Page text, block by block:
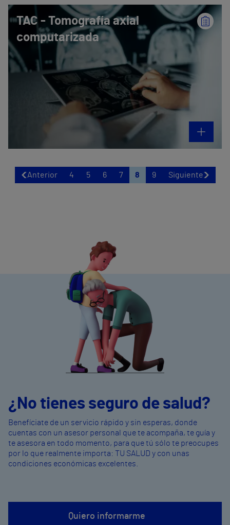
TAC - Tomografía axial
computarizada
Anterior 4 5 6 7 8 9 Siguiente
¿No tienes seguro de salud?
Benefíciate de un servicio rápido y sin esperas, donde
cuentas con un asesor personal que te acompaña, te guía y
te asesora en todo momento, para que tú sólo te preocupes
por lo que realmente importa: TU SALUD y con unas
condiciones económicas excelentes.
Quiero informarme